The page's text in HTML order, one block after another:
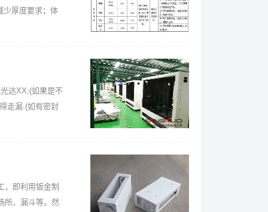
少厚度要求；体
XX;(如果是不
漏.(如有密封
，即利用钣金制
所、漏斗等。然